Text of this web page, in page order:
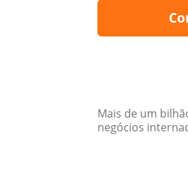
Mais de um
negócios